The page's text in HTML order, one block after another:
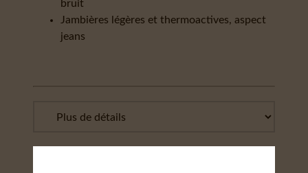
bruit
Jambières légères et thermoactives, aspect
jeans